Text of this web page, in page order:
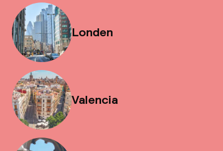
Londen
Valencia